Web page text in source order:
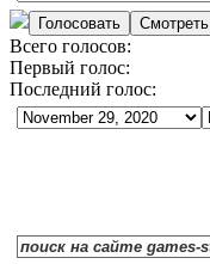
Всего голосов:
Первый голос:
Последний голос: